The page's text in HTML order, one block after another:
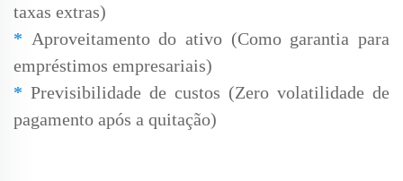
taxas extras)
* Aproveitamento do ativo (Como garantia para
empréstimos empresariais)
* Previsibilidade de custos (Zero volatilidade de
pagamento após a quitação)